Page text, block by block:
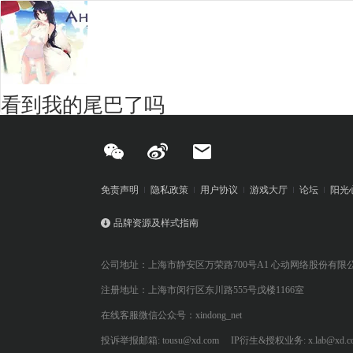
看到我的尾巴了吗
免责声明 隐私政策 用户协议 游戏大厅 论坛 阳光
品牌资源及样式指南
公司地址：上海市静安区万荣路700号A1 心动网络股份有限
注册地址：上海市闵行区东川路555号戊楼1166室
在线客服微信公众号：xindong_net
投诉举报邮箱: tousu@xd.com IP衍生&授权业务: